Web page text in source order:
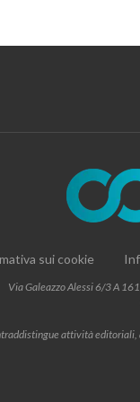
sui cookie
Via Galeazzo Alessi 6/3 A
attività